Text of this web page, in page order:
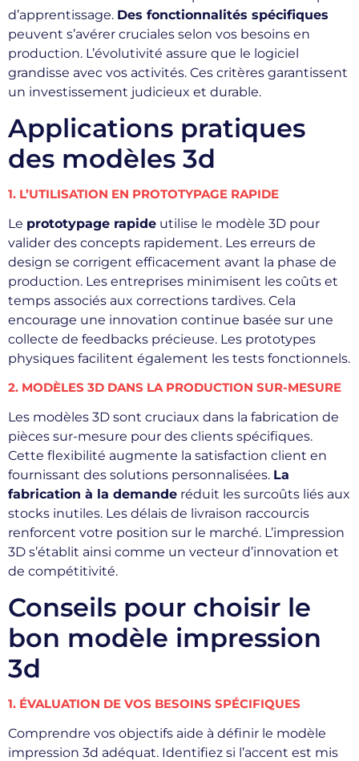
d’apprentissage. Des fonctionnalités spécifiques
peuvent s’avérer cruciales selon vos besoins en
production. L’évolutivité assure que le logiciel
grandisse avec vos activités. Ces critères garantissent
un investissement judicieux et durable.
Applications pratiques
des modèles 3d
1. L’UTILISATION EN PROTOTYPAGE RAPIDE
Le prototypage rapide utilise le modèle 3D pour
valider des concepts rapidement. Les erreurs de
design se corrigent efficacement avant la phase de
production. Les entreprises minimisent les coûts et
temps associés aux corrections tardives. Cela
encourage une innovation continue basée sur une
collecte de feedbacks précieuse. Les prototypes
physiques facilitent également les tests fonctionnels.
2. MODÈLES 3D DANS LA PRODUCTION SUR-MESURE
Les modèles 3D sont cruciaux dans la fabrication de
pièces sur-mesure pour des clients spécifiques.
Cette flexibilité augmente la satisfaction client en
fournissant des solutions personnalisées. La
fabrication à la demande réduit les surcoûts liés aux
stocks inutiles. Les délais de livraison raccourcis
renforcent votre position sur le marché. L’impression
3D s’établit ainsi comme un vecteur d’innovation et
de compétitivité.
Conseils pour choisir le
bon modèle impression
3d
1. ÉVALUATION DE VOS BESOINS SPÉCIFIQUES
Comprendre vos objectifs aide à définir le modèle
impression 3d adéquat. Identifiez si l’accent est mis